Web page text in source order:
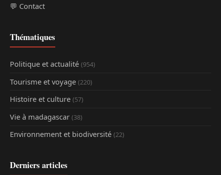
💬 Contact
Thématiques
Politique et actualité (954)
Tourisme et voyage (220)
Histoire et culture (57)
Vie à madagascar (38)
Environnement et biodiversité (22)
Derniers articles